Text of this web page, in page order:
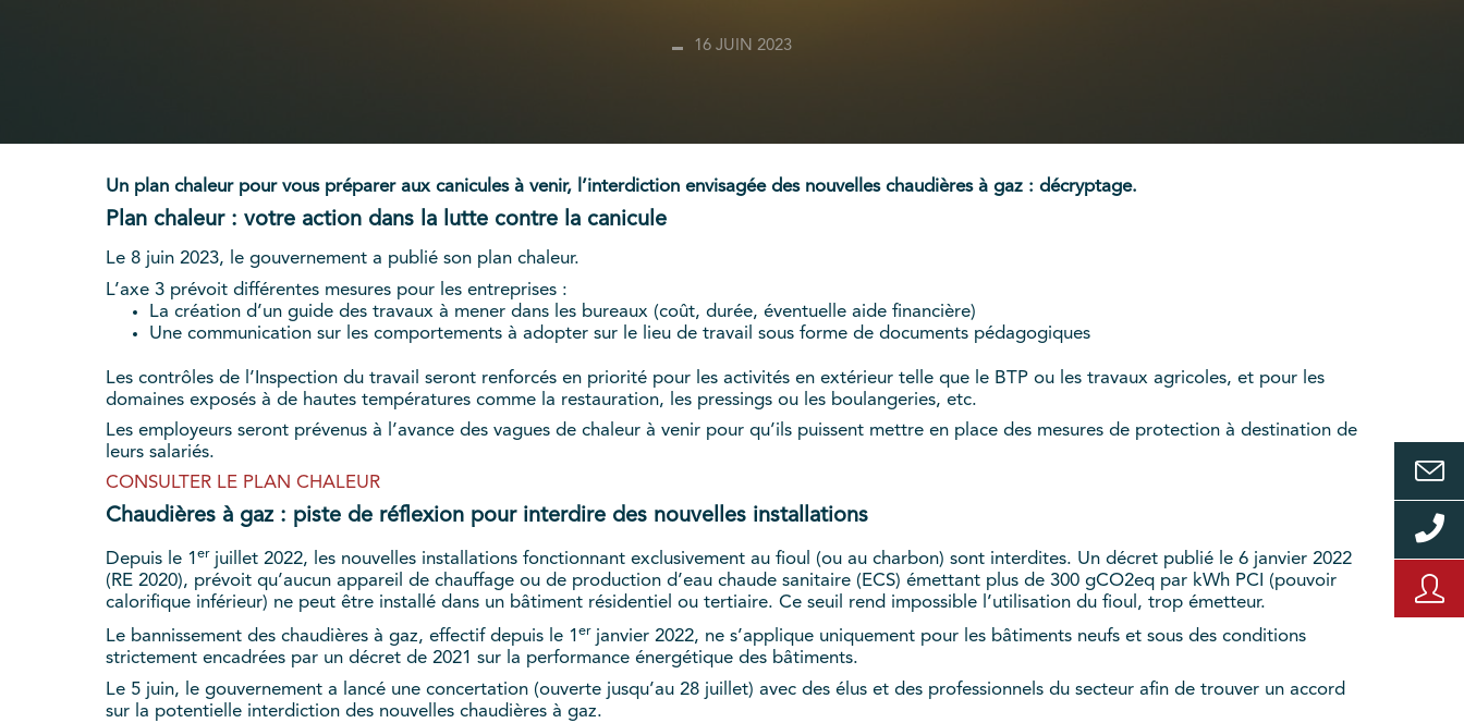
16 JUIN 2023
Un plan chaleur pour vous préparer aux canicules à venir, l’interdiction envisagée des nouvelles chaudières à gaz : décryptage.
Plan chaleur : votre action dans la lutte contre la canicule
Le 8 juin 2023, le gouvernement a publié son plan chaleur.
L’axe 3 prévoit différentes mesures pour les entreprises :
La création d’un guide des travaux à mener dans les bureaux (coût, durée, éventuelle aide financière)
Une communication sur les comportements à adopter sur le lieu de travail sous forme de documents pédagogiques
Les contrôles de l’Inspection du travail seront renforcés en priorité pour les activités en extérieur telle que le BTP ou les travaux agricoles, et pour les
domaines exposés à de hautes températures comme la restauration, les pressings ou les boulangeries, etc.
Les employeurs seront prévenus à l’avance des vagues de chaleur à venir pour qu’ils puissent mettre en place des mesures de protection à destination de
leurs salariés.
CONSULTER LE PLAN CHALEUR
Chaudières à gaz : piste de réflexion pour interdire des nouvelles installations
Depuis le 1er juillet 2022, les nouvelles installations fonctionnant exclusivement au fioul (ou au charbon) sont interdites. Un décret publié le 6 janvier 2022
(RE 2020), prévoit qu’aucun appareil de chauffage ou de production d’eau chaude sanitaire (ECS) émettant plus de 300 gCO2eq par kWh PCI (pouvoir
calorifique inférieur) ne peut être installé dans un bâtiment résidentiel ou tertiaire. Ce seuil rend impossible l’utilisation du fioul, trop émetteur.
Le bannissement des chaudières à gaz, effectif depuis le 1er janvier 2022, ne s’applique uniquement pour les bâtiments neufs et sous des conditions
strictement encadrées par un décret de 2021 sur la performance énergétique des bâtiments.
Le 5 juin, le gouvernement a lancé une concertation (ouverte jusqu’au 28 juillet) avec des élus et des professionnels du secteur afin de trouver un accord
sur la potentielle interdiction des nouvelles chaudières à gaz.